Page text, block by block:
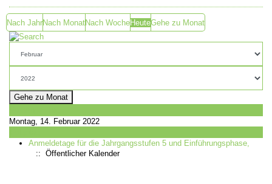
Nach JahrNach MonatNach WocheHeuteGehe zu Monat
Gehe zu Monat
Montag, 14. Februar 2022
Anmeldetage für die Jahrgangsstufen 5 und Einführungsphase,
:: Öffentlicher Kalender